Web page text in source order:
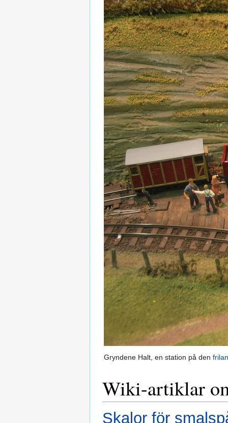
Gryndene Halt, en station på den
Wiki-artiklar
Skalor för